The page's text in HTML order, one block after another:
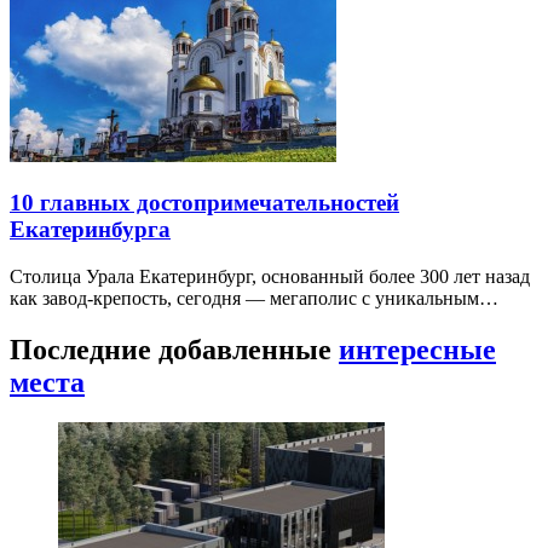
10 главных достопримечательностей
Екатеринбурга
Столица Урала Екатеринбург, основанный более 300 лет назад
как завод-крепость, сегодня — мегаполис с уникальным…
Последние добавленные интересные
места